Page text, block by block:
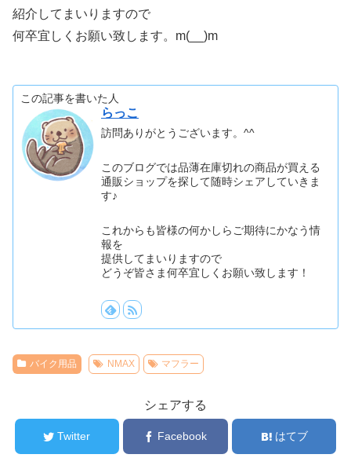
紹介してまいりますので
何卒宜しくお願い致します。m(__)m
この記事を書いた人
らっこ
訪問ありがとうございます。^^
このブログでは品薄在庫切れの商品が買える
通販ショップを探して随時シェアしていきま
す♪
これからも皆様の何かしらご期待にかなう情
報を
提供してまいりますので
どうぞ皆さま何卒宜しくお願い致します！
バイク用品 NMAX マフラー
シェアする
Twitter Facebook はてブ